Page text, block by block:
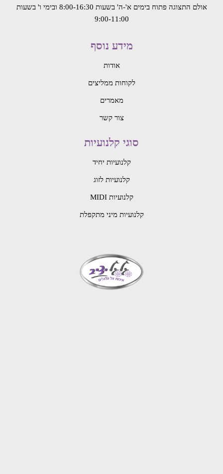
אולם התצוגה פתוח בימים א'-ה' בשעות 8:00-16:30
ובימי ו' בשעות
9:00-11:00
מידע נוסף
אודות
לקוחות ממליצים
מאמרים
צור קשר
סוגי קלנועיות
קלנועיות יחיד
קלנועיות לזוג
קלנועיות MIDI
קלנועיות מיני מתקפלת